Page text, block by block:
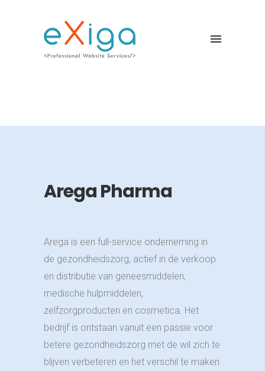
Arega Pharma
Arega is een full-service onderneming in
de gezondheidszorg, actief in de verkoop
en distributie van geneesmiddelen,
medische hulpmiddelen,
zelfzorgproducten en cosmetica. Het
bedrijf is ontstaan vanuit een passie voor
betere gezondheidszorg met de wil zich te
blijven verbeteren en het verschil te maken